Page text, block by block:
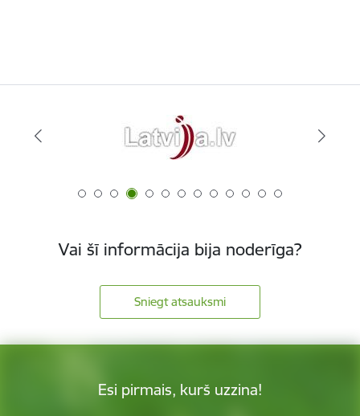
Vai šī informācija bija noderīga?
Sniegt atsauksmi
Esi pirmais, kurš uzzina!